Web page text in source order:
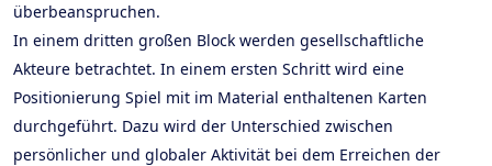
überbeanspruchen.
In einem dritten großen Block werden gesellschaftliche
Akteure betrachtet. In einem ersten Schritt wird eine
Positionierung Spiel mit im Material enthaltenen Karten
durchgeführt. Dazu wird der Unterschied zwischen
persönlicher und globaler Aktivität bei dem Erreichen der